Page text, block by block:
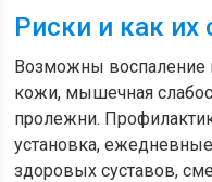
Риски и как
Возможны воспаление
кожи, мышечная
пролежни.
установка,
здоровых суставов,